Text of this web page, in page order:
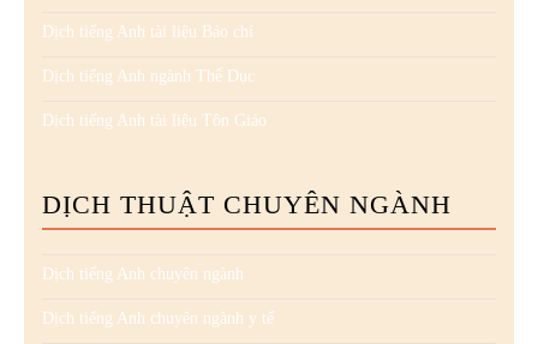
Dịch tiếng Anh tài liệu Báo chí
Dịch tiếng Anh ngành Thể Dục
Dịch tiếng Anh tài liệu Tôn Giáo
DỊCH THUẬT CHUYÊN NGÀNH
Dịch tiếng Anh chuyên ngành
Dịch tiếng Anh chuyên ngành y tế